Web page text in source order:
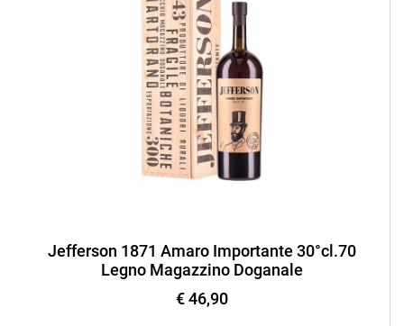
Jefferson 1871 Amaro Importante 30°cl.70
Legno Magazzino Doganale
€ 46,90